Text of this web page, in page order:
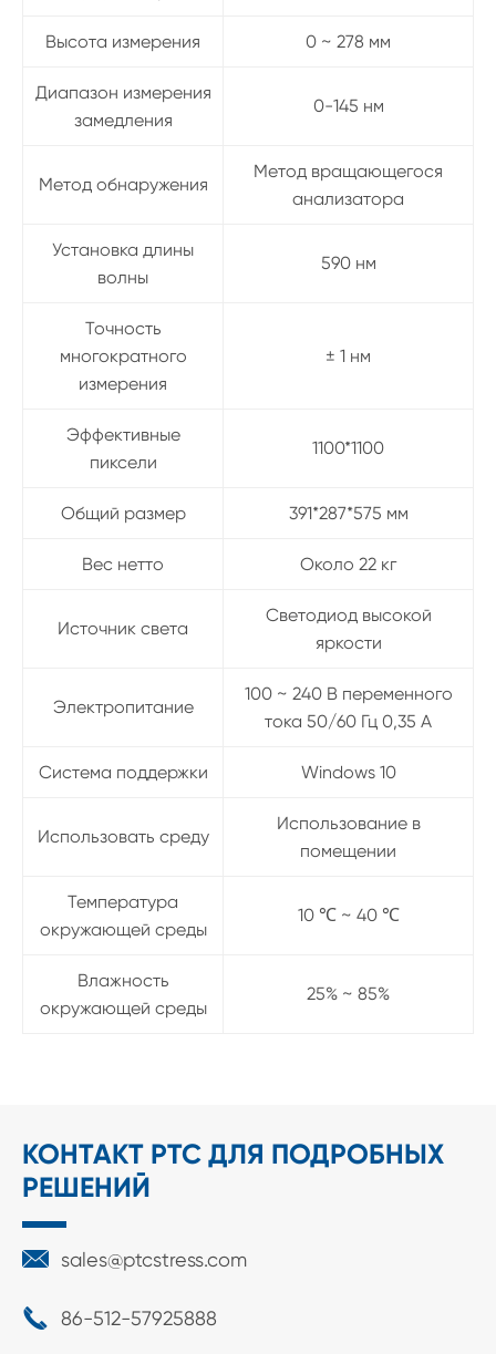
Высота измерения 0 ~ 278 мм
Диапазон измерения
замедления
0-145 нм
Метод обнаружения
Метод вращающегося
анализатора
Установка длины
волны
590 нм
Точность
многократного
измерения
± 1 нм
Эффективные
пиксели
1100*1100
Общий размер 391*287*575 мм
Вес нетто Около 22 кг
Источник света
Светодиод высокой
яркости
Электропитание
100 ~ 240 В переменного
тока 50/60 Гц 0,35 А
Система поддержки Windows 10
Использовать среду
Использование в
помещении
Температура
окружающей среды
10 ℃ ~ 40 ℃
Влажность
окружающей среды
25% ~ 85%
КОНТАКТ PTC ДЛЯ ПОДРОБНЫХ
РЕШЕНИЙ
 sales@ptcstress.com
 86-512-57925888